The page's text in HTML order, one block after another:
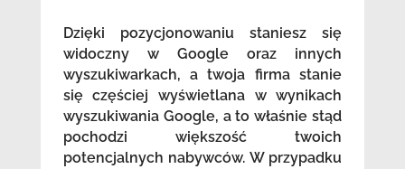
Dzięki pozycjonowaniu staniesz się
widoczny w Google oraz innych
wyszukiwarkach, a twoja firma stanie
się częściej wyświetlana w wynikach
wyszukiwania Google, a to właśnie stąd
pochodzi większość twoich
potencjalnych nabywców. W przypadku